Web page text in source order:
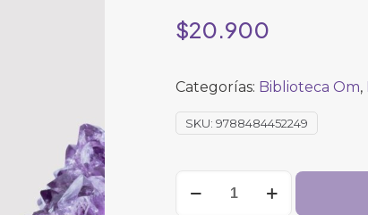
$20.900
Categorías: Biblioteca Om,
SKU:9788484452249